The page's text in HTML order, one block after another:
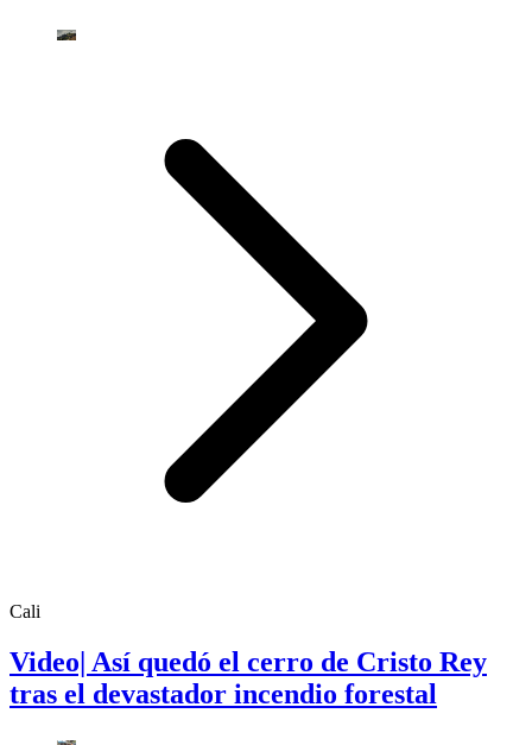
Cali
Video| Así quedó el cerro de Cristo Rey
tras el devastador incendio forestal